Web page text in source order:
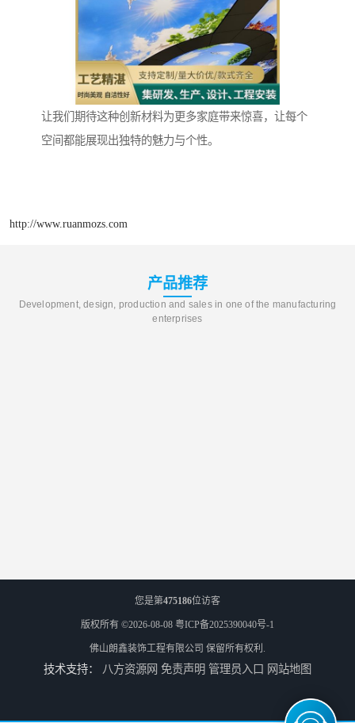
让我们期待这种创新材料为更多家庭带来惊喜，让每个
空间都能展现出独特的魅力与个性。
http://www.ruanmozs.com
产品推荐
Development, design, production and sales in one of the manufacturing
enterprises
您是第475186位访客
版权所有 ©2026-08-08 粤ICP备2025390040号-1
佛山朗鑫装饰工程有限公司 保留所有权利.
技术支持： 八方资源网 免责声明 管理员入口 网站地图